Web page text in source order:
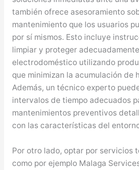
también ofrece asesoramiento
mantenimiento que los usuarios
por sí mismos. Esto incluye
limpiar y proteger
electrodoméstico utilizando
que minimizan la acumulación de
Además, un técnico experto
intervalos de tiempo adecuados
mantenimientos preventivos
con las características del
Por otro lado, optar por servicios
como por ejemplo Malaga